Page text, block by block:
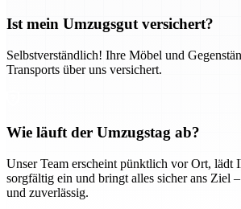
Ist mein Umzugsgut versichert?
Selbstverständlich! Ihre Möbel und
Transports über uns versichert.
Wie läuft der Umzugstag ab?
Unser Team erscheint pünktlich vor Ort, lädt
sorgfältig ein und bringt alles sicher ans Ziel
und zuverlässig.